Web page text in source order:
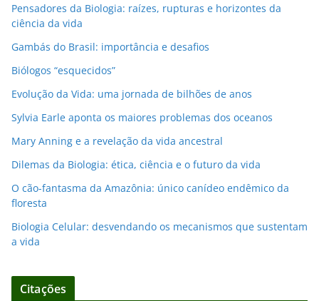
Pensadores da Biologia: raízes, rupturas e horizontes da
ciência da vida
Gambás do Brasil: importância e desafios
Biólogos “esquecidos”
Evolução da Vida: uma jornada de bilhões de anos
Sylvia Earle aponta os maiores problemas dos oceanos
Mary Anning e a revelação da vida ancestral
Dilemas da Biologia: ética, ciência e o futuro da vida
O cão-fantasma da Amazônia: único canídeo endêmico da
floresta
Biologia Celular: desvendando os mecanismos que sustentam
a vida
Citações